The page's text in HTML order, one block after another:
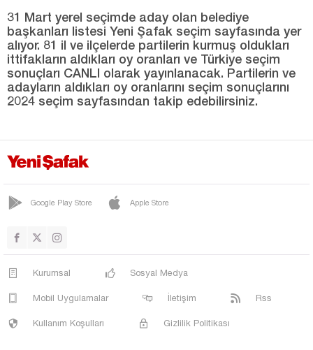
SİLVAN
SUR
YENİŞEHİR
Düzce
Elazığ
Erzurum
Gaziantep
Giresun
Gümüşhane
Hakkari
31 Mart yerel seçimde aday olan belediye
başkanları listesi Yeni Şafak seçim sayfasında yer
alıyor. 81 il ve ilçelerde partilerin kurmuş oldukları
ittifakların aldıkları oy oranları ve Türkiye seçim
sonuçları CANLI olarak yayınlanacak. Partilerin ve
adayların aldıkları oy oranlarını seçim sonuçlarını
2024 seçim sayfasından takip edebilirsiniz.
Google Play Store Apple Store
Kurumsal Sosyal Medya
Mobil Uygulamalar İletişim Rss
Kullanım Koşulları Gizlilik Politikası